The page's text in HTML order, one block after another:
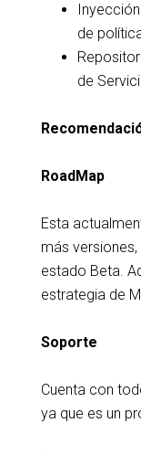
Inyección
de
de
RoadMap
Esta
más
estado Beta.
estrategia de
Soporte
Cuenta con
ya que es un